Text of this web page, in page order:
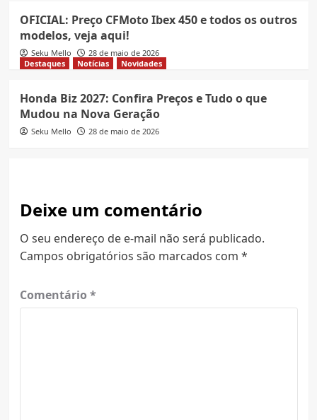
OFICIAL: Preço CFMoto Ibex 450 e todos os outros
modelos, veja aqui!
Seku Mello
28 de maio de 2026
Destaques
Notícias Novidades
Honda Biz 2027: Confira Preços e Tudo o que
Mudou na Nova Geração
Seku Mello 28 de maio de 2026
Deixe um comentário
O seu endereço de e-mail não será publicado.
Campos obrigatórios são marcados com *
Comentário *